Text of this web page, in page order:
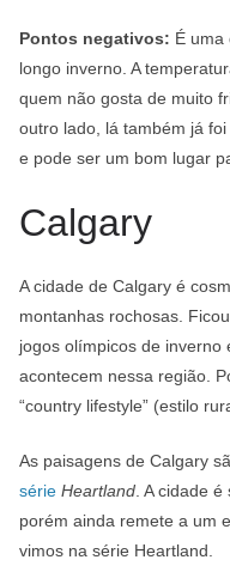
Pontos negativos: É uma
longo inverno. A
quem não gosta de muito
outro lado, lá também já
e pode ser um bom lugar
Calgary
A cidade de Calgary é
montanhas rochosas.
jogos olímpicos de inverno
acontecem nessa região.
“country lifestyle” (estilo
As paisagens de Calgary
série Heartland . A cidade
porém ainda remete a um
vimos na série Heartland.